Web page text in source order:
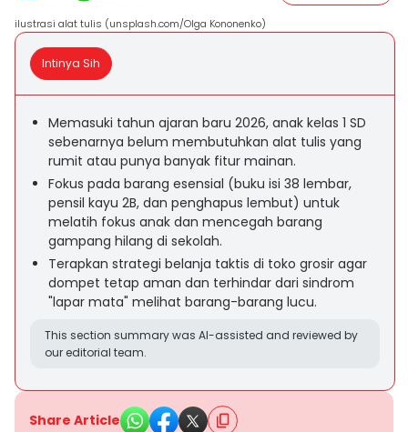
ilustrasi alat tulis (unsplash.com/Olga Kononenko)
Intinya Sih
Memasuki tahun ajaran baru 2026, anak kelas 1 SD
sebenarnya belum membutuhkan alat tulis yang
rumit atau punya banyak fitur mainan.
Fokus pada barang esensial (buku isi 38 lembar,
pensil kayu 2B, dan penghapus lembut) untuk
melatih fokus anak dan mencegah barang
gampang hilang di sekolah.
Terapkan strategi belanja taktis di toko grosir agar
dompet tetap aman dan terhindar dari sindrom
"lapar mata" melihat barang-barang lucu.
This section summary was AI-assisted and reviewed by
our editorial team.
Share Article